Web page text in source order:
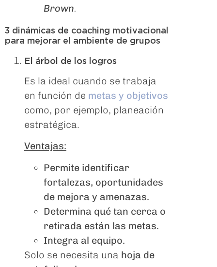
Brown.
3 dinámicas de coaching motivacional
para mejorar el ambiente de grupos
El árbol de los logros
Es la ideal cuando se trabaja
en función de metas y objetivos
como, por ejemplo, planeación
estratégica.
Ventajas:
Permite identificar
fortalezas, oportunidades
de mejora y amenazas.
Determina qué tan cerca o
retirada están las metas.
Integra al equipo.
Solo se necesita una hoja de